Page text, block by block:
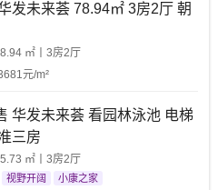
发未来荟 78.94㎡ 3房2厅 朝
㎡丨3房2厅
元/m²
华发未来荟 看园林泳池 电梯
三房
㎡丨3房2厅
视野开阔 小康之家